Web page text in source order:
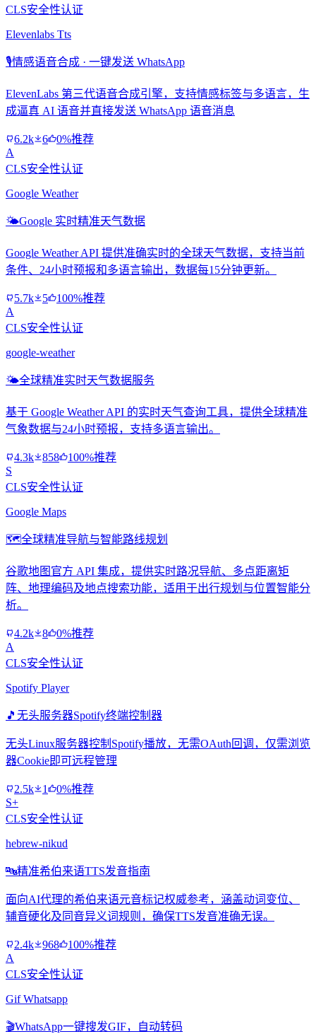
CLS安全性认证
Elevenlabs Tts
🎙️情感语音合成 · 一键发送 WhatsApp
ElevenLabs 第三代语音合成引擎，支持情感标签与多语言，生
成逼真 AI 语音并直接发送 WhatsApp 语音消息
6.2k 6
0%推荐
A
CLS安全性认证
Google Weather
🌤️Google 实时精准天气数据
Google Weather API 提供准确实时的全球天气数据，支持当前
条件、24小时预报和多语言输出，数据每15分钟更新。
5.7k 5
100%推荐
A
CLS安全性认证
google-weather
🌤️全球精准实时天气数据服务
基于 Google Weather API 的实时天气查询工具，提供全球精准
气象数据与24小时预报，支持多语言输出。
4.3k 858
100%推荐
S
CLS安全性认证
Google Maps
🗺️全球精准导航与智能路线规划
谷歌地图官方 API 集成，提供实时路况导航、多点距离矩
阵、地理编码及地点搜索功能，适用于出行规划与位置智能分
析。
4.2k 8
0%推荐
A
CLS安全性认证
Spotify Player
🎵 无头服务器Spotify终端控制器
无头Linux服务器控制Spotify播放，无需OAuth回调，仅需浏览
器Cookie即可远程管理
2.5k 1
0%推荐
S+
CLS安全性认证
hebrew-nikud
🔤精准希伯来语TTS发音指南
面向AI代理的希伯来语元音标记权威参考，涵盖动词变位、
辅音硬化及同音异义词规则，确保TTS发音准确无误。
2.4k 968
100%推荐
A
CLS安全性认证
Gif Whatsapp
🎬WhatsApp一键搜发GIF，自动转码